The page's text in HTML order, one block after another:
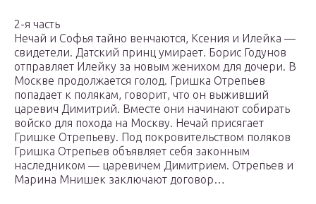
2-я часть
Нечай и Софья тайно венчаются, Ксения и Илейка —
свидетели. Датский принц умирает. Борис Годунов
отправляет Илейку за новым женихом для дочери. В
Москве продолжается голод. Гришка Отрепьев
попадает к полякам, говорит, что он выживший
царевич Димитрий. Вместе они начинают собирать
войско для похода на Москву. Нечай присягает
Гришке Отрепьеву. Под покровительством поляков
Гришка Отрепьев объявляет себя законным
наследником — царевичем Димитрием. Отрепьев и
Марина Мнишек заключают договор…